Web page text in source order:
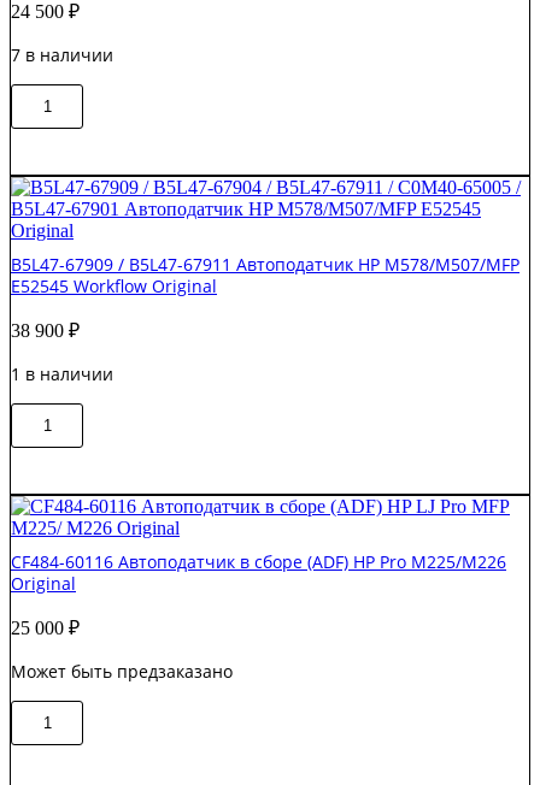
Pro
Original
24 500 ₽
7 в наличии
Количество
товара
ADF
со
сканером
в
сборе
HP
M479fdw
B5L47-67909 / B5L47-67911 Автоподатчик HP M578/M507/MFP
E52545 Workflow Original
38 900 ₽
1 в наличии
Количество
товара
/
B5L47-
67911
Автоподатчик
HP
E52545
Original
CF484-60116 Автоподатчик в сборе (ADF) HP Pro M225/M226
Original
25 000 ₽
Может быть предзаказано
Количество
товара